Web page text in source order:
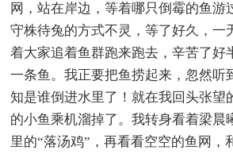
网，站在岸边，等着哪只倒霉的鱼游
守株待兔的方式不灵，等了好久，一
着大家追着鱼群跑来跑去，辛苦了好
一条鱼。我正要把鱼捞起来，忽然听
知是谁倒进水里了！就在我回头张望
的小鱼乘机溜掉了。我转身看着梁
里的“落汤鸡”，再看看空空的鱼网，